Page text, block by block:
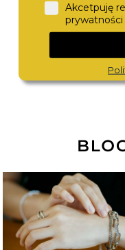
MICHAEL KORS
MK7547
Akcetpuję
prywatności